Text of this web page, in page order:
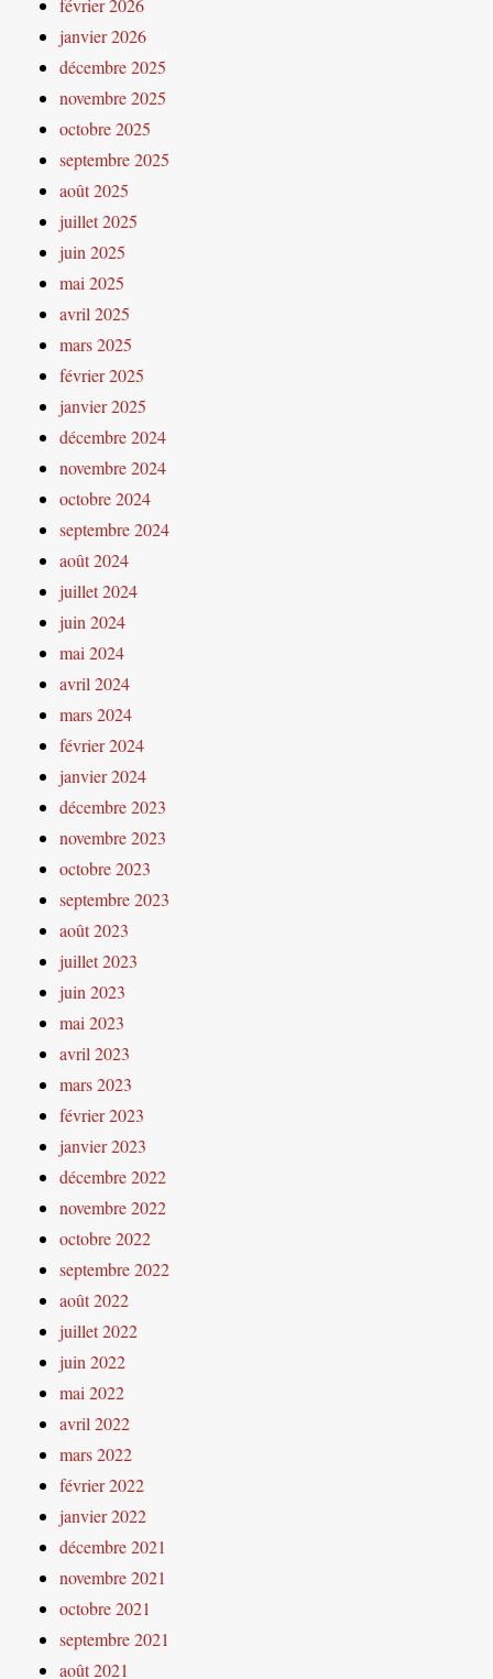
février 2026
janvier 2026
décembre 2025
novembre 2025
octobre 2025
septembre 2025
août 2025
juillet 2025
juin 2025
mai 2025
avril 2025
mars 2025
février 2025
janvier 2025
décembre 2024
novembre 2024
octobre 2024
septembre 2024
août 2024
juillet 2024
juin 2024
mai 2024
avril 2024
mars 2024
février 2024
janvier 2024
décembre 2023
novembre 2023
octobre 2023
septembre 2023
août 2023
juillet 2023
juin 2023
mai 2023
avril 2023
mars 2023
février 2023
janvier 2023
décembre 2022
novembre 2022
octobre 2022
septembre 2022
août 2022
juillet 2022
juin 2022
mai 2022
avril 2022
mars 2022
février 2022
janvier 2022
décembre 2021
novembre 2021
octobre 2021
septembre 2021
août 2021